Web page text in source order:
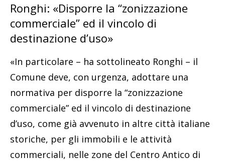
Ronghi: «Disporre la “zonizzazione
commerciale” ed il vincolo di
destinazione d’uso»
«In particolare – ha sottolineato Ronghi – il
Comune deve, con urgenza, adottare una
normativa per disporre la “zonizzazione
commerciale” ed il vincolo di destinazione
d’uso, come già avvenuto in altre città italiane
storiche, per gli immobili e le attività
commerciali, nelle zone del Centro Antico di